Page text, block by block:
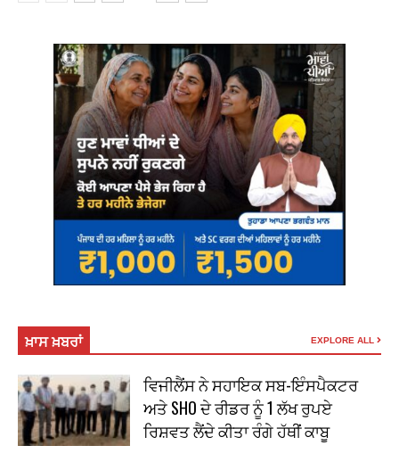
ਖ਼ਾਸ ਖ਼ਬਰਾਂ EXPLORE ALL
ਵਿਜੀਲੈਂਸ ਨੇ ਸਹਾਇਕ ਸਬ-ਇੰਸਪੈਕਟਰ
ਅਤੇ SHO ਦੇ ਰੀਡਰ ਨੂੰ 1 ਲੱਖ ਰੁਪਏ
ਰਿਸ਼ਵਤ ਲੈਂਦੇ ਕੀਤਾ ਰੰਗੇ ਹੱਥੀਂ ਕਾਬੂ